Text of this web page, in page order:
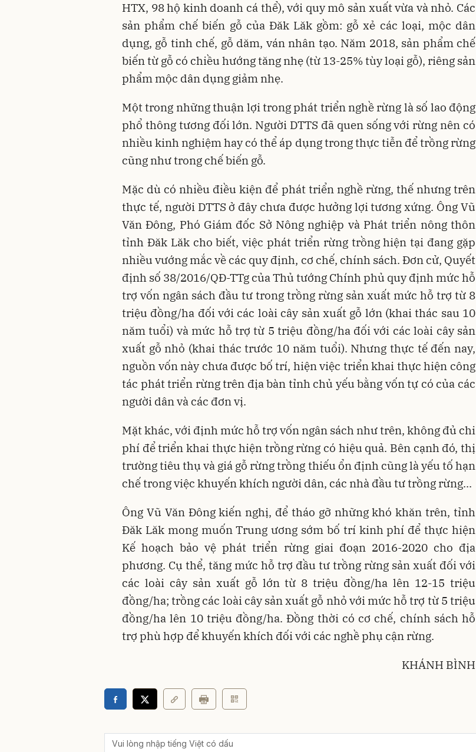
HTX, 98 hộ kinh doanh cá thể), với quy mô sản xuất vừa và nhỏ. Các
sản phẩm chế biến gỗ của Đăk Lăk gồm: gỗ xẻ các loại, mộc dân
dụng, gỗ tinh chế, gỗ dăm, ván nhân tạo. Năm 2018, sản phẩm chế
biến từ gỗ có chiều hướng tăng nhẹ (từ 13-25% tùy loại gỗ), riêng sản
phẩm mộc dân dụng giảm nhẹ.
Một trong những thuận lợi trong phát triển nghề rừng là số lao động
phổ thông tương đối lớn. Người DTTS đã quen sống với rừng nên có
nhiều kinh nghiệm hay có thể áp dụng trong thực tiễn để trồng rừng
cũng như trong chế biến gỗ.
Mặc dù có nhiều điều kiện để phát triển nghề rừng, thế nhưng trên
thực tế, người DTTS ở đây chưa được hưởng lợi tương xứng. Ông Vũ
Văn Đông, Phó Giám đốc Sở Nông nghiệp và Phát triển nông thôn
tỉnh Đăk Lăk cho biết, việc phát triển rừng trồng hiện tại đang gặp
nhiều vướng mắc về các quy định, cơ chế, chính sách. Đơn cử, Quyết
định số 38/2016/QĐ-TTg của Thủ tướng Chính phủ quy định mức hỗ
trợ vốn ngân sách đầu tư trong trồng rừng sản xuất mức hỗ trợ từ 8
triệu đồng/ha đối với các loài cây sản xuất gỗ lớn (khai thác sau 10
năm tuổi) và mức hỗ trợ từ 5 triệu đồng/ha đối với các loài cây sản
xuất gỗ nhỏ (khai thác trước 10 năm tuổi). Nhưng thực tế đến nay,
nguồn vốn này chưa được bố trí, hiện việc triển khai thực hiện công
tác phát triển rừng trên địa bàn tỉnh chủ yếu bằng vốn tự có của các
người dân và các đơn vị.
Mặt khác, với định mức hỗ trợ vốn ngân sách như trên, không đủ chi
phí để triển khai thực hiện trồng rừng có hiệu quả. Bên cạnh đó, thị
trường tiêu thụ và giá gỗ rừng trồng thiếu ổn định cũng là yếu tố hạn
chế trong việc khuyến khích người dân, các nhà đầu tư trồng rừng...
Ông Vũ Văn Đông kiến nghị, để tháo gỡ những khó khăn trên, tỉnh
Đăk Lăk mong muốn Trung ương sớm bố trí kinh phí để thực hiện
Kế hoạch bảo vệ phát triển rừng giai đoạn 2016-2020 cho địa
phương. Cụ thể, tăng mức hỗ trợ đầu tư trồng rừng sản xuất đối với
các loài cây sản xuất gỗ lớn từ 8 triệu đồng/ha lên 12-15 triệu
đồng/ha; trồng các loài cây sản xuất gỗ nhỏ với mức hỗ trợ từ 5 triệu
đồng/ha lên 10 triệu đồng/ha. Đồng thời có cơ chế, chính sách hỗ
trợ phù hợp để khuyến khích đối với các nghề phụ cận rừng.
KHÁNH BÌNH